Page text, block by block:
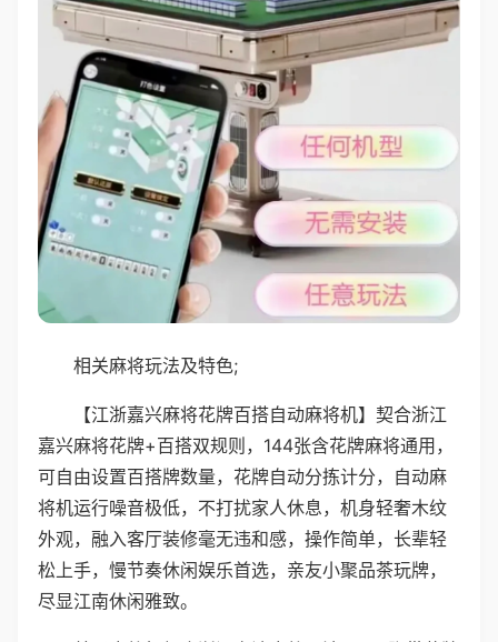
相关麻将玩法及特色;
【江浙嘉兴麻将花牌百搭自动麻将机】契合浙江
嘉兴麻将花牌+百搭双规则，144张含花牌麻将通用，
可自由设置百搭牌数量，花牌自动分拣计分，自动麻
将机运行噪音极低，不打扰家人休息，机身轻奢木纹
外观，融入客厅装修毫无违和感，操作简单，长辈轻
松上手，慢节奏休闲娱乐首选，亲友小聚品茶玩牌，
尽显江南休闲雅致。